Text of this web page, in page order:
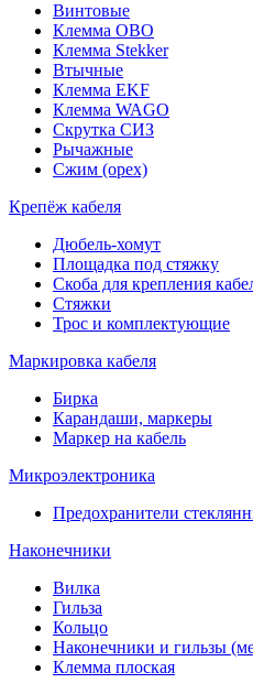
Винтовые
Клемма OBO
Клемма Stekker
Втычные
Клемма EKF
Клемма WAGO
Скрутка СИЗ
Рычажные
Сжим (орех)
Крепёж кабеля
Дюбель-хомут
Площадка под стяжку
Скоба для крепления
Стяжки
Трос и комплектующие
Маркировка кабеля
Бирка
Карандаши, маркеры
Маркер на кабель
Микроэлектроника
Предохранители
Наконечники
Вилка
Гильза
Кольцо
Наконечники и гильзы
Клемма плоская